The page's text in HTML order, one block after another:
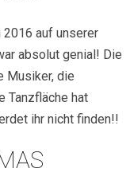
auf unserer
absolut genial! Die
Musiker, die
Tanzfläche hat
ihr nicht finden!!